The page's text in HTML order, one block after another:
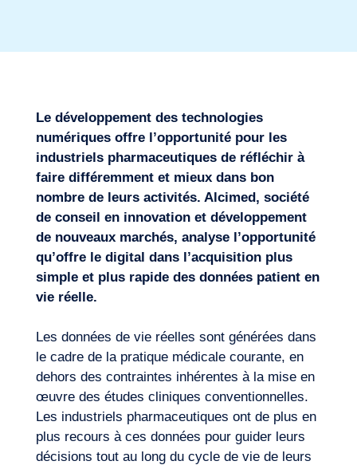
Le développement des technologies
numériques offre l’opportunité pour les
industriels pharmaceutiques de réfléchir à
faire différemment et mieux dans bon
nombre de leurs activités. Alcimed, société
de conseil en innovation et développement
de nouveaux marchés, analyse l’opportunité
qu’offre le digital dans l’acquisition plus
simple et plus rapide des données patient en
vie réelle.
Les données de vie réelles sont générées dans
le cadre de la pratique médicale courante, en
dehors des contraintes inhérentes à la mise en
œuvre des études cliniques conventionnelles.
Les industriels pharmaceutiques ont de plus en
plus recours à ces données pour guider leurs
décisions tout au long du cycle de vie de leurs